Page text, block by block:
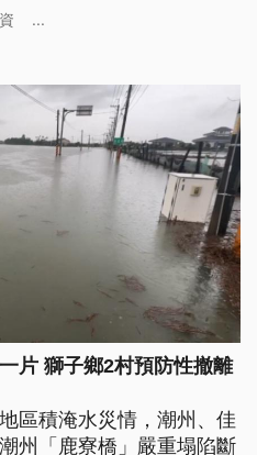
次風災也造成公館鄉的紅
...
片 獅子鄉2村預防性撤離
區積淹水災情，潮州、佳
州「鹿寮橋」嚴重塌陷斷